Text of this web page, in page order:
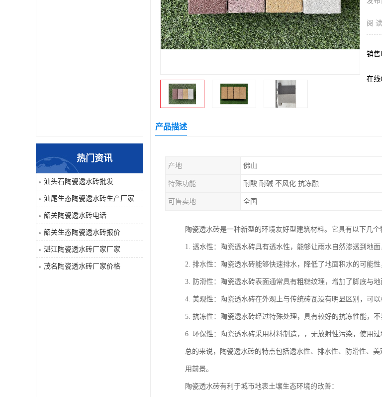
热门资讯
汕头石陶瓷透水砖批发
汕尾生态陶瓷透水砖生产厂家
韶关陶瓷透水砖电话
韶关生态陶瓷透水砖报价
湛江陶瓷透水砖厂家厂家
茂名陶瓷透水砖厂家价格
阅
销售
在线
产品描述
产地 佛山
特殊功能 耐酸 耐碱 不风化 抗冻融
可售卖地 全国
陶瓷透水砖是一种新型的环境友好型建筑材料。它具有以下几个
1. 透水性：陶瓷透水砖具有透水性，能够让雨水自然渗透到地
2. 排水性：陶瓷透水砖能够快速排水，降低了地面积水的可能
3. 防滑性：陶瓷透水砖表面通常具有粗糙纹理，增加了脚底与
4. 美观性：陶瓷透水砖在外观上与传统砖瓦没有明显区别，可
5. 抗冻性：陶瓷透水砖经过特殊处理，具有较好的抗冻性能，不
6. 环保性：陶瓷透水砖采用材料制造，，无放射性污染，使用过
总的来说，陶瓷透水砖的特点包括透水性、排水性、防滑性、
用前景。
陶瓷透水砖有利于城市地表土壤生态环境的改善：